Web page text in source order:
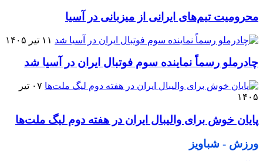
محرومیت تیم‌های ایرانی از میزبانی در آسیا
۱۱ تیر ۱۴۰۵
چادرملو رسماً نماینده سوم فوتبال ایران در آسیا شد
۰۷ تیر
۱۴۰۵
پایان خوش برای والیبال ایران در هفته دوم لیگ ملت‌ها
ورزش - شباویز